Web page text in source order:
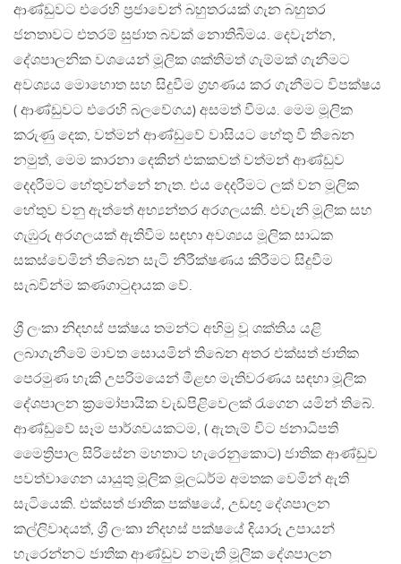
ආණ්ඩුවට එරෙහි ප්‍රජාවෙන් බහුතරයක් ගැන බහුතර
ජනතාවට එතරම් සුජාත බවක් නොතිබීමය. දෙවැන්න,
දේශපාලනික වශයෙන් මූලික ශක්තිමත් ගැම්මක් ගැනීමට
අවශ්‍යය මොහොත සහ සිදුවීම ග්‍රහණය කර ගැනීමට විපක්ෂය
( ආණ්ඩුවට එරෙහි බලවේගය) අසමත් වීමය. මෙම මූලික
කරුණු දෙක, වත්මන් ආණ්ඩුවේ වාසියට හේතු වී තිබෙන
නමුත්, මෙම කාරනා දෙකින් එකකවත් වත්මන් ආණ්ඩුව
දෙදරීමට හේතුවන්නේ නැත. එය දෙදරීමට ලක් වන මූලික
හේතුව වනු ඇත්තේ අභ්‍යන්තර අරගලයකි. එවැනි මූලික සහ
ගැඹුරු අරගලයක් ඇතිවීම සඳහා අවශ්‍යය මූලික සාධක
සකස්වෙමින් තිබෙන සැටි නීරීක්ෂණය කිරීමට සිදුවීම
සැබවින්ම කණගාටුදායක වේ.
ශ්‍රී ලංකා නිදහස් පක්ෂය තමන්ට අහිමු වූ ශක්තිය යළි
ලබාගැනීමේ මාවත සොයමින් තිබෙන අතර එක්සත් ජාතික
පෙරමුණ හැකි උපරිමයෙන් මීළඟ මැතිවරණය සඳහා මූලික
දේශපාලන ක්‍රමෝපායික වැඩපිළිවෙලක් රැගෙන යමින් තිබේ.
ආණ්ඩුවේ සෑම පාර්ශවයකටම, ( ඇතැම් විට ජනාධිපති
මෛත්‍රිපාල සිරිසේන මහතාට හැරෙනුකොට) ජාතික ආණ්ඩුව
පවත්වාගෙන යායුතු මූලික මූලධර්ම අමතක වෙමින් ඇති
සැටියෙකි. එක්සත් ජාතික පක්ෂයේ, උඩඟු දේශපාලන
කල්ලිවාදයත්, ශ්‍රී ලංකා නිදහස් පක්ෂයේ දියාරූ උපායන්
හැරෙන්නට ජාතික ආණ්ඩුව නමැති මූලික දේශපාලන